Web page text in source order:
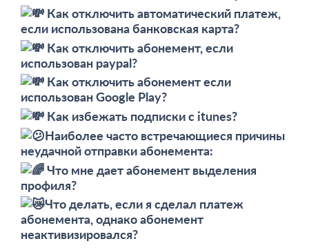
Как отключить автоматический платеж,
если использована банковская карта?
Как отключить абонемент, если
использован paypal?
Как отключить абонемент если
использован Google Play?
Как избежать подписки с itunes?
Наиболее часто встречающиеся причины
неудачной отправки абонемента:
Что мне дает абонемент выделения
профиля?
Что делать, если я сделал платеж
абонемента, однако абонемент
неактивизировался?